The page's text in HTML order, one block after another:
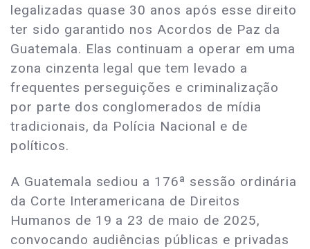
legalizadas quase 30 anos após esse direito
ter sido garantido nos Acordos de Paz da
Guatemala. Elas continuam a operar em uma
zona cinzenta legal que tem levado a
frequentes perseguições e criminalização
por parte dos conglomerados de mídia
tradicionais, da Polícia Nacional e de
políticos.
A Guatemala sediou a 176ª sessão ordinária
da Corte Interamericana de Direitos
Humanos de 19 a 23 de maio de 2025,
convocando audiências públicas e privadas